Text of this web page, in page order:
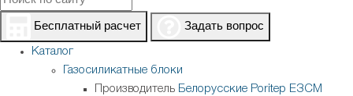
Бесплатный расчет Задать вопрос
Каталог
Газосиликатные блоки
Производитель Белорусские Poritep ЕЗСМ